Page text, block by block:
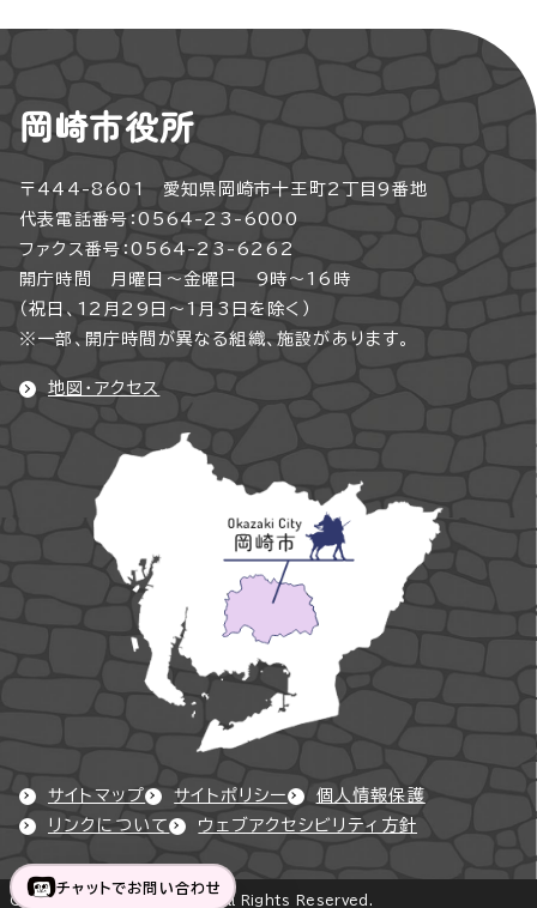
岡崎市役所
〒444-8601 愛知県岡崎市十王町2丁目9番地
代表電話番号：0564-23-6000
ファクス番号：0564-23-6262
開庁時間 月曜日～金曜日 9時～16時
（祝日、12月29日～1月3日を除く）
※一部、開庁時間が異なる組織、施設があります。
地図・アクセス
サイトマップ サイトポリシー
個人情報保護
リンクについて
ウェブアクセシビリティ方針
Copyright © Okazaki City All Rights Reserved.
チャットでお問い合わせ